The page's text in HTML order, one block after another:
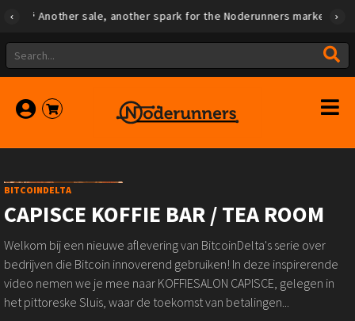
Another sale, another spark for the Noderunners
BITCOINDELTA
CAPISCE KOFFIE BAR / TEA ROOM
Welkom bij een nieuwe aflevering van BitcoinDelta's serie over
bedrijven die Bitcoin innoverend gebruiken! In deze inspirerende
video nemen we je mee naar KOFFIESALON CAPISCE, gelegen in
het pittoreske Sluis, waar de toekomst van betalingen...